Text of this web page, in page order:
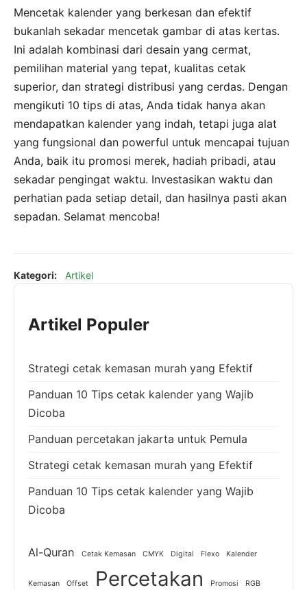
Mencetak kalender yang berkesan dan efektif
bukanlah sekadar mencetak gambar di atas kertas.
Ini adalah kombinasi dari desain yang cermat,
pemilihan material yang tepat, kualitas cetak
superior, dan strategi distribusi yang cerdas. Dengan
mengikuti 10 tips di atas, Anda tidak hanya akan
mendapatkan kalender yang indah, tetapi juga alat
yang fungsional dan powerful untuk mencapai tujuan
Anda, baik itu promosi merek, hadiah pribadi, atau
sekadar pengingat waktu. Investasikan waktu dan
perhatian pada setiap detail, dan hasilnya pasti akan
sepadan. Selamat mencoba!
Kategori: Artikel
Artikel Populer
Strategi cetak kemasan murah yang Efektif
Panduan 10 Tips cetak kalender yang Wajib
Dicoba
Panduan percetakan jakarta untuk Pemula
Strategi cetak kemasan murah yang Efektif
Panduan 10 Tips cetak kalender yang Wajib
Dicoba
Al-Quran Cetak Kemasan CMYK Digital Flexo Kalender
Kemasan Offset Percetakan Promosi RGB